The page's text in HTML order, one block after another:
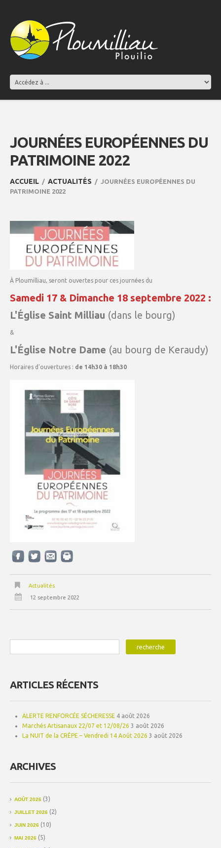
JOURNÉES EUROPÉENNES DU
PATRIMOINE 2022
ACCUEIL ACTUALITÉS
JOURNÉES EUROPÉENNES DU
PATRIMOINE 2022
À Ploumilliau, seront ouvertes pour ces journées du
Samedi 17 & Dimanche 18 septembre 2022 :
L'Église Saint Milliau (dans le bourg)
&
L'Église Notre Dame (au bourg de Keraudy)
Horaires d'ouvertures : de 14h30 à 18h30
Actualités
12 septembre 2022
ARTICLES RÉCENTS
ALERTE RENFORCÉE SÉCHERESSE 4 août 2026
Marchés Artisanaux 22/07 et 12/08/26 3 août 2026
La NUIT de la CRÊPE – Vendredi 14 Août 2026 3 août 2026
ARCHIVES
AOÛT 2026 (3)
JUILLET 2026 (2)
JUIN 2026 (10)
MAI 2026 (5)